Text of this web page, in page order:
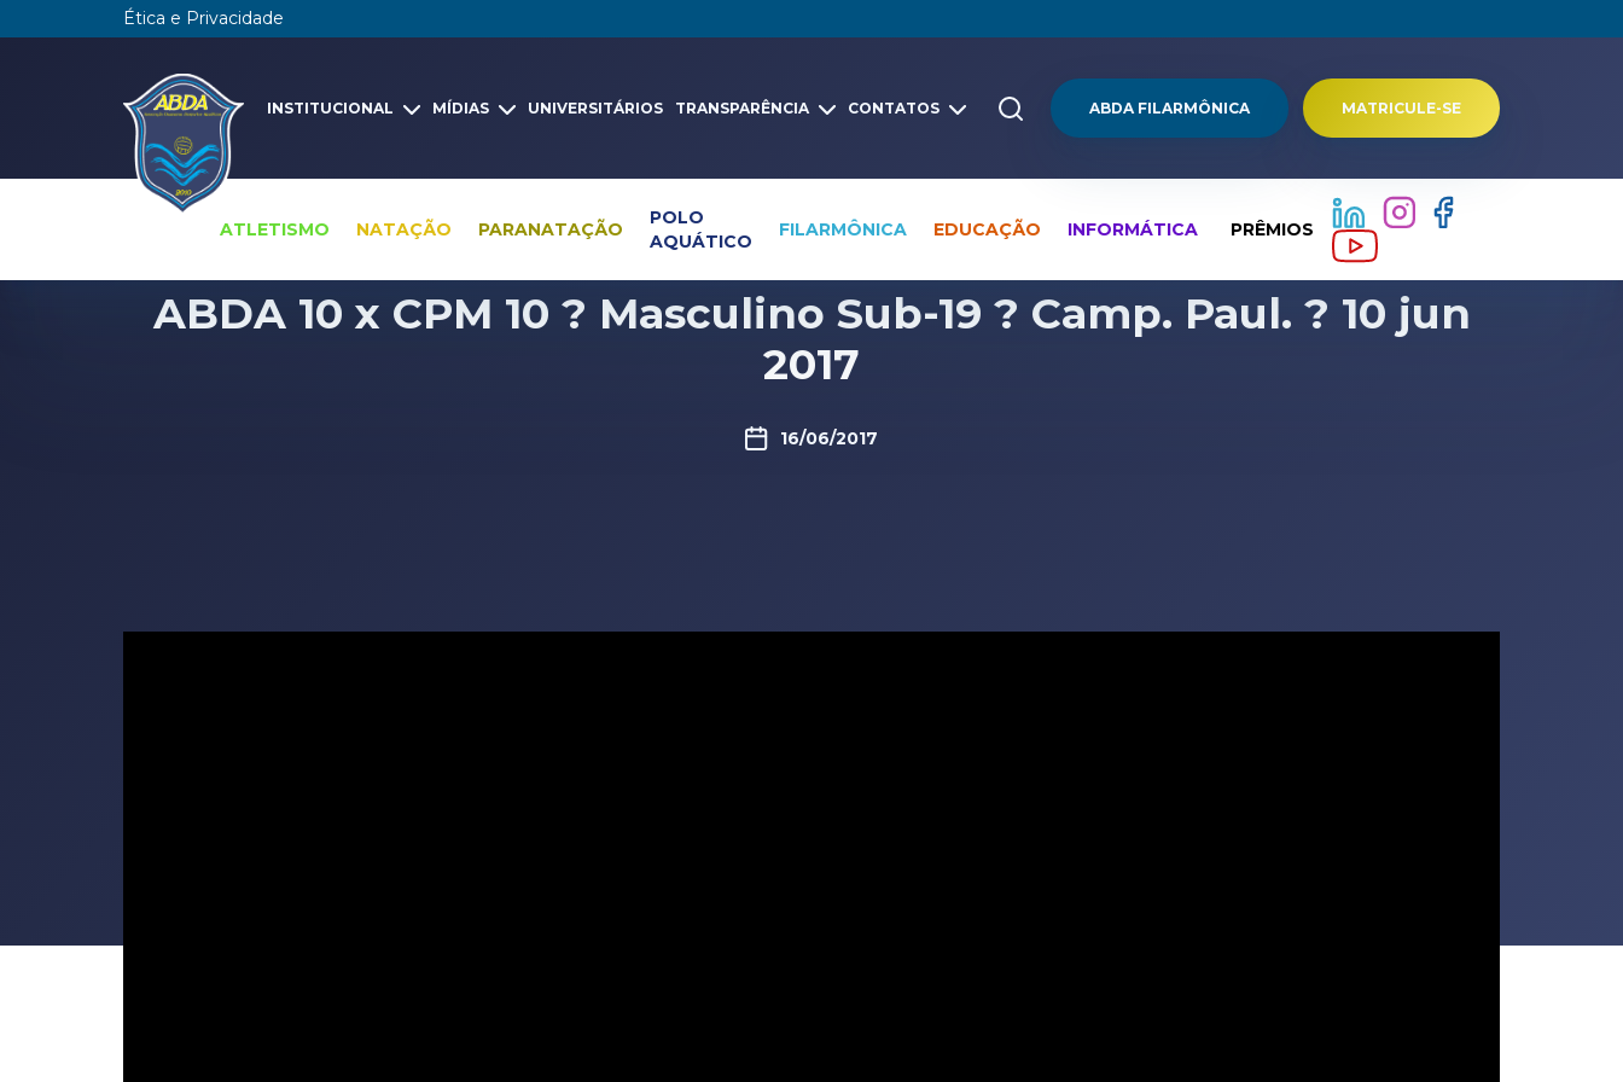
Ética e Privacidade
INSTITUCIONAL MÍDIAS UNIVERSITÁRIOS TRANSPARÊNCIA CONTATOS ABDA FILARMÔNICA MATRICULE-SE
ATLETISMO NATAÇÃO PARANATAÇÃO
POLO
AQUÁTICO
FILARMÔNICA EDUCAÇÃO INFORMÁTICA PRÊMIOS
Pesquisa global Vídeos Polo Aquático
ABDA 10 x CPM 10 ? Masculino Sub-19 ? Camp. Paul. ? 10 jun
2017
16/06/2017